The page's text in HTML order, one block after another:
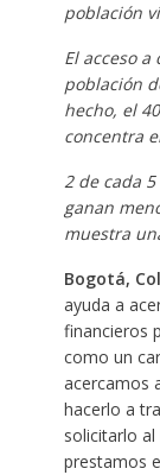
población
El acceso
población
hecho, el
concentra
2 de cada
ganan
muestra
Bogotá,
ayuda a
financieros
como un
acercamos
hacerlo a
solicitarlo
prestamos